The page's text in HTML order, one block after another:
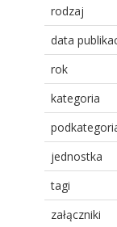
rodzaj
data
rok
kategoria
jednostka
tagi
załączniki